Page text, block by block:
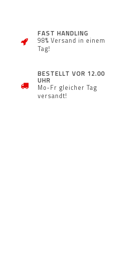
FAST HANDLING
98% Versand in einem
Tag!
BESTELLT VOR 12.00
UHR
Mo-Fr gleicher Tag
versandt!